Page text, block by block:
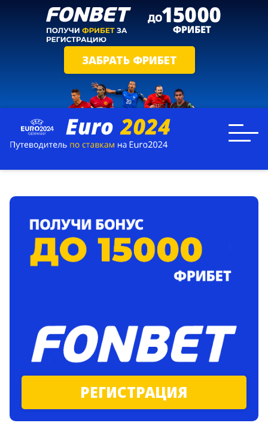
ЗАБРАТЬ ФРИБЕТ
РЕГИСТРАЦИЯ